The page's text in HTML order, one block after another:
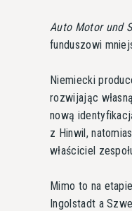
Auto Motor und
funduszowi
Niemiecki
rozwijając
nową
z Hinwil,
właściciel
Mimo to na
Ingolstadt a